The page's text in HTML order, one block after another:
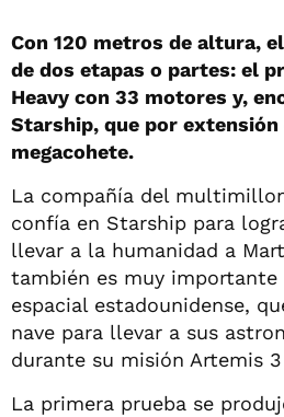
Con 120 metros de altura,
de dos etapas o partes: el
Heavy con 33 motores y,
Starship, que por
megacohete.
La compañía del
confía en Starship para
llevar a la humanidad a
también es muy importante
espacial estadounidense,
nave para llevar a sus
durante su misión Artemis
La primera prueba se